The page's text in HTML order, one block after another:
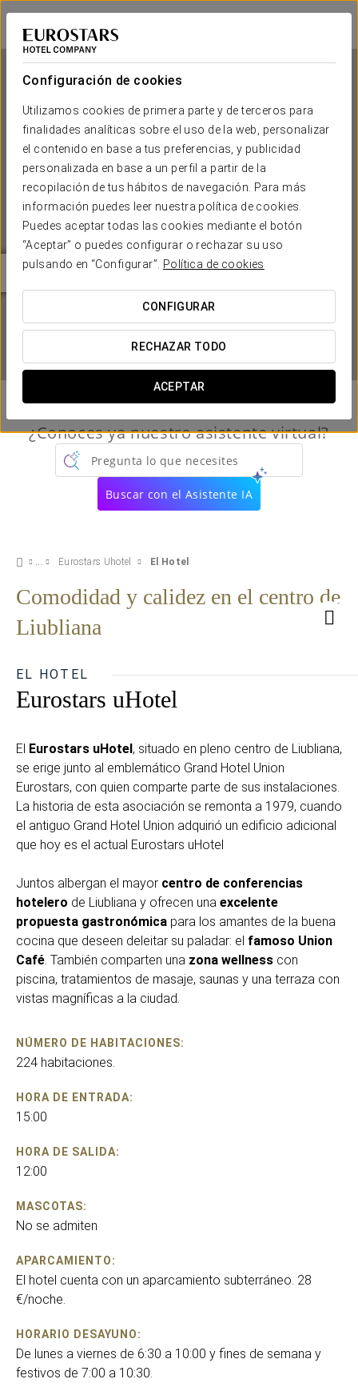
Configuración de cookies
Utilizamos cookies de primera parte y de terceros para
finalidades analíticas sobre el uso de la web, personalizar
el contenido en base a tus preferencias, y publicidad
personalizada en base a un perfil a partir de la
recopilación de tus hábitos de navegación. Para más
información puedes leer nuestra política de cookies.
Puedes aceptar todas las cookies mediante el botón
“Aceptar” o puedes configurar o rechazar su uso
pulsando en “Configurar”.
Política de cookies
CONFIGURAR
RECHAZAR TODO
ACEPTAR
Eurostars uHotel
LIUBLIANA
Eurostars uHotel
LIUBLIANA
¿CUÁNDO QUIERES IR?
¿Conoces ya nuestro asistente virtual?
Pregunta lo que necesites
Buscar con el Asistente IA
Eurostars Uhotel El Hotel
Comodidad y calidez en el centro de
Liubliana
EL HOTEL
Eurostars uHotel
El Eurostars uHotel, situado en pleno centro de Liubliana,
se erige junto al emblemático Grand Hotel Union
Eurostars, con quien comparte parte de sus instalaciones.
La historia de esta asociación se remonta a 1979, cuando
el antiguo Grand Hotel Union adquirió un edificio adicional
que hoy es el actual Eurostars uHotel
Juntos albergan el mayor centro de conferencias
hotelero de Liubliana y ofrecen una excelente
propuesta gastronómica para los amantes de la buena
cocina que deseen deleitar su paladar: el famoso Union
Café. También comparten una zona wellness con
piscina, tratamientos de masaje, saunas y una terraza con
vistas magníficas a la ciudad.
NÚMERO DE HABITACIONES:
224 habitaciones.
HORA DE ENTRADA:
15:00
HORA DE SALIDA:
12:00
MASCOTAS:
No se admiten
APARCAMIENTO:
El hotel cuenta con un aparcamiento subterráneo. 28
€/noche.
HORARIO DESAYUNO:
De lunes a viernes de 6:30 a 10:00 y fines de semana y
festivos de 7:00 a 10:30.